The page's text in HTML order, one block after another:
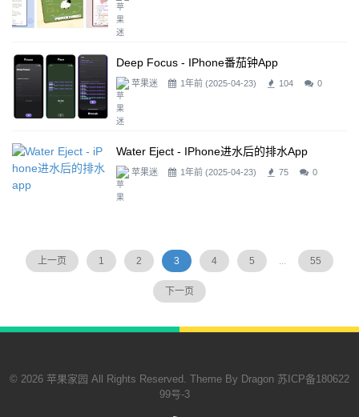
Deep Focus - IPhone番茄钟app
苹果迷 1年前 (2025-04-23) 104 0
Water Eject - IPhone进水后的排水app
苹果迷 1年前 (2025-04-23) 75 0
上一页 1 2 3 4 5 ... 55
下一页
© 2026 苹果家园 All Rights Reserved. Theme By Dragon 苏ICP备180622
99号-3